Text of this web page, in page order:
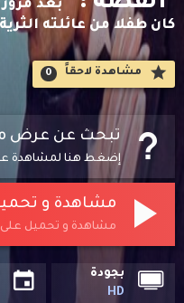
بعد
كان طفلا من عائلته
مشاهدة لاحقاََ 0
تبحث عن عرض
إضغط هنا لمشاهدة
مشاهدة و
مشاهدة و تحميل على
بجودة
HD